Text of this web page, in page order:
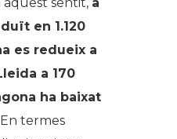
en 1.120
es redueix a
a 170
ha baixat
En termes